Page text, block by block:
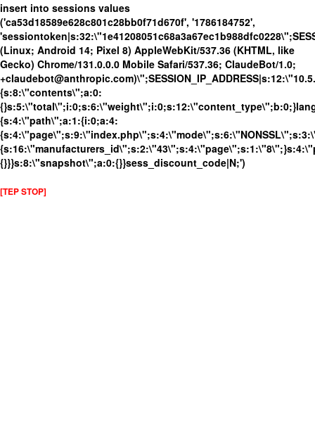
insert into sessions values
('ca53d18589e628c801c28bb0f71d670f', '1786184752',
(Linux; Android 14; Pixel 8) AppleWebKit/537.36 (KHTML, like
Gecko) Chrome/131.0.0.0 Mobile Safari/537.36; ClaudeBot/1.0;
{s:8:\"contents\";a:0:
{s:4:\"path\";a:1:{i:0;a:4:
{}}}s:8:\"snapshot\";a:0:{}}sess_discount_code|N;')
[TEP STOP]